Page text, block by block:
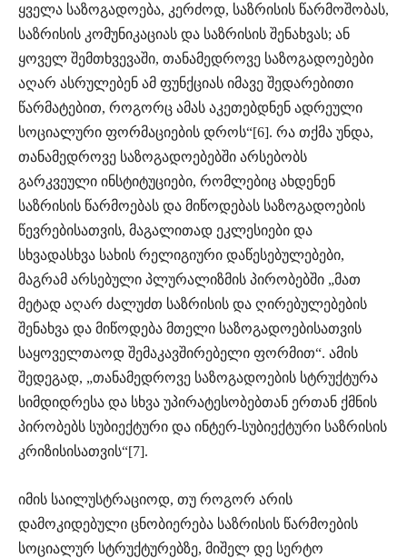
ყველა საზოგადოება, კერძოდ, საზრისის წარმოშობას,
საზრისის კომუნიკაციას და საზრისის შენახვას; ან
ყოველ შემთხვევაში, თანამედროვე საზოგადოებები
აღარ ასრულებენ ამ ფუნქციას იმავე შედარებითი
წარმატებით, როგორც ამას აკეთებდნენ ადრეული
სოციალური ფორმაციების დროს“[6]. რა თქმა უნდა,
თანამედროვე საზოგადოებებში არსებობს
გარკვეული ინსტიტუციები, რომლებიც ახდენენ
საზრისის წარმოებას და მიწოდებას საზოგადოების
წევრებისათვის, მაგალითად ეკლესიები და
სხვადასხვა სახის რელიგიური დაწესებულებები,
მაგრამ არსებული პლურალიზმის პირობებში „მათ
მეტად აღარ ძალუძთ საზრისის და ღირებულებების
შენახვა და მიწოდება მთელი საზოგადოებისათვის
საყოველთაოდ შემაკავშირებელი ფორმით“. ამის
შედეგად, „თანამედროვე საზოგადოების სტრუქტურა
სიმდიდრესა და სხვა უპირატესობებთან ერთან ქმნის
პირობებს სუბიექტური და ინტერ-სუბიექტური საზრისის
კრიზისისათვის“[7].
იმის საილუსტრაციოდ, თუ როგორ არის
დამოკიდებული ცნობიერება საზრისის წარმოების
სოციალურ სტრუქტურებზე, მიშელ დე სერტო